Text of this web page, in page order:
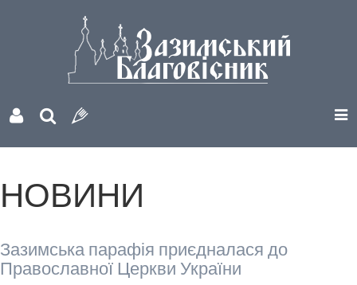
НОВИНИ
Зазимська парафія приєдналася до
Православної Церкви України